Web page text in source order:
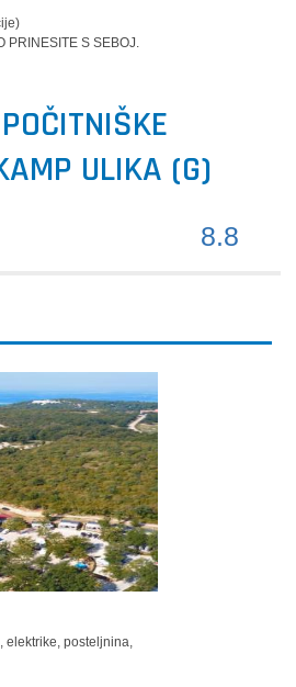
PRINESITE S SEBOJ.
ULIKA (G)
8.8
elektrike, posteljnina,